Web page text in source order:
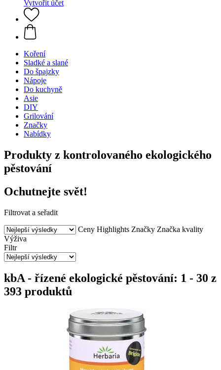
Vytvořit účet
Koření
Sladké a slané
Do špajzky
Nápoje
Do kuchyně
Asie
DIY
Grilování
Značky
Nabídky
Produkty z kontrolovaného ekologického
pěstování
Ochutnejte svět!
Filtrovat a seřadit
Ceny Highlights Značky Značka kvality
Výživa
Filtr
kbA - řízené ekologické pěstování: 1 - 30 z
393 produktů